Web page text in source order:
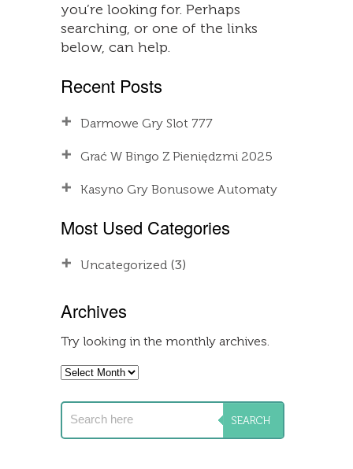
you’re looking for. Perhaps
searching, or one of the links
below, can help.
Recent Posts
Darmowe Gry Slot 777
Grać W Bingo Z Pieniędzmi 2025
Kasyno Gry Bonusowe Automaty
Most Used Categories
Uncategorized(3)
Archives
Try looking in the monthly archives.
Archives